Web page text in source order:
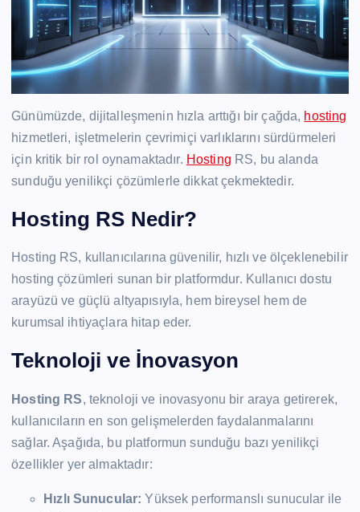
Günümüzde, dijitalleşmenin hızla arttığı bir çağda, hosting
hizmetleri, işletmelerin çevrimiçi varlıklarını sürdürmeleri
için kritik bir rol oynamaktadır. Hosting RS, bu alanda
sunduğu yenilikçi çözümlerle dikkat çekmektedir.
Hosting RS Nedir?
Hosting RS, kullanıcılarına güvenilir, hızlı ve ölçeklenebilir
hosting çözümleri sunan bir platformdur. Kullanıcı dostu
arayüzü ve güçlü altyapısıyla, hem bireysel hem de
kurumsal ihtiyaçlara hitap eder.
Teknoloji ve İnovasyon
Hosting RS, teknoloji ve inovasyonu bir araya getirerek,
kullanıcıların en son gelişmelerden faydalanmalarını
sağlar. Aşağıda, bu platformun sunduğu bazı yenilikçi
özellikler yer almaktadır:
Hızlı Sunucular: Yüksek performanslı sunucular ile